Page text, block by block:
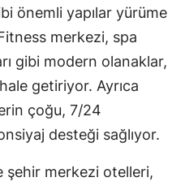
önemli yapılar yürüme
merkezi, spa
gibi modern olanaklar,
getiriyor. Ayrıca
çoğu, 7/24
desteği sağlıyor.
şehir merkezi otelleri,